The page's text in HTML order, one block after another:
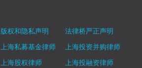
版权和隐私声明
法律桥严正声明
上海私募基金律师
上海投资并购律师
上海股权律师
上海投融资律师